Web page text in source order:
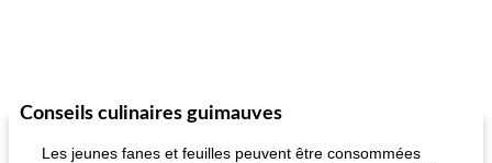
Conseils culinaires guimauves
Les jeunes fanes et feuilles peuvent être consommées